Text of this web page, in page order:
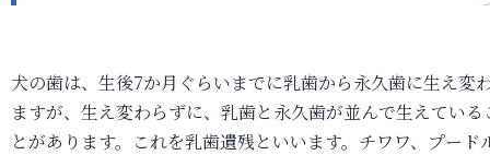
犬の歯は、生後7か月ぐらいまでに乳歯から永久歯に生え変
ますが、生え変わらずに、乳歯と永久歯が並んで生えている
とがあります。これを乳歯遺残といいます。チワワ、プード